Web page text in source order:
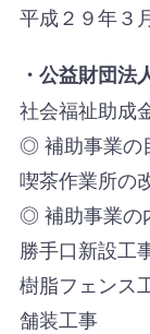
平成２９年３
・公益財団
社会福祉助成
◎ 補助事業の
喫茶作業所の
◎ 補助事業の
勝手口新設工
樹脂フェンス
舗装工事